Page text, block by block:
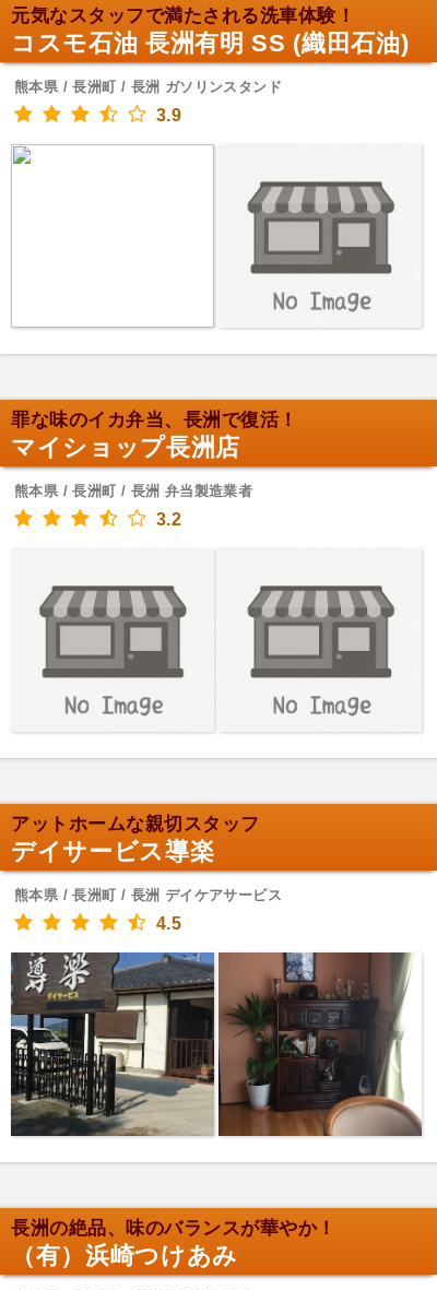
元気なスタッフで満たされる洗車体験！
コスモ石油 長洲有明 SS (織田石油)
熊本県 / 長洲町 / 長洲 ガソリンスタンド
3.9
罪な味のイカ弁当、長洲で復活！
マイショップ長洲店
熊本県 / 長洲町 / 長洲 弁当製造業者
3.2
アットホームな親切スタッフ
デイサービス導楽
熊本県 / 長洲町 / 長洲 デイケアサービス
4.5
長洲の絶品、味のバランスが華やか！
（有）浜崎つけあみ